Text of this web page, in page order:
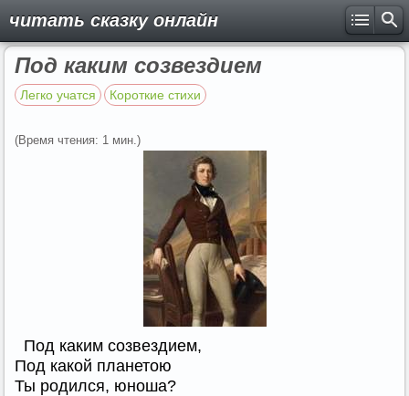
читать сказку онлайн
Под каким созвездием
Легко учатся Короткие стихи
(Время чтения: 1 мин.)
Под каким созвездием,
Под какой планетою
Ты родился, юноша?